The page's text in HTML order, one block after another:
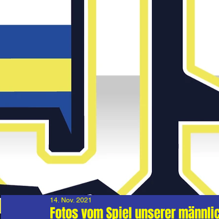
Fotos vom Spiel unserer
14. Nov. 2021